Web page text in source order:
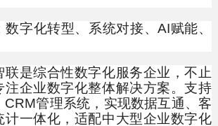
化转型、系统对接、AI赋能、
是综合性数字化服务企业，不止
注企业数字化整体解决方案。支持
管理系统，实现数据互通、客
计一体化，适配中大型企业数字化